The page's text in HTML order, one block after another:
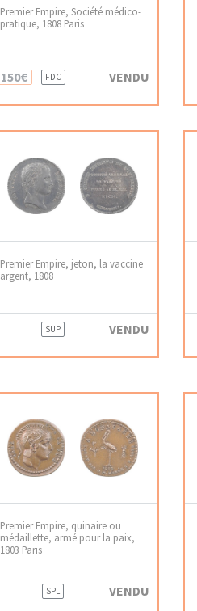
Premier Empire, Société médico-
pratique, 1808 Paris
150€ FDC VENDU
Premier Empire, jeton, la vaccine
argent, 1808
SUP VENDU
Premier Empire, quinaire ou
médaillette, armé pour la paix,
1803 Paris
SPL VENDU